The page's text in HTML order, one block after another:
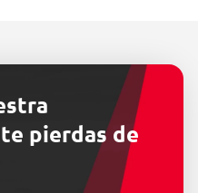
pierdas de